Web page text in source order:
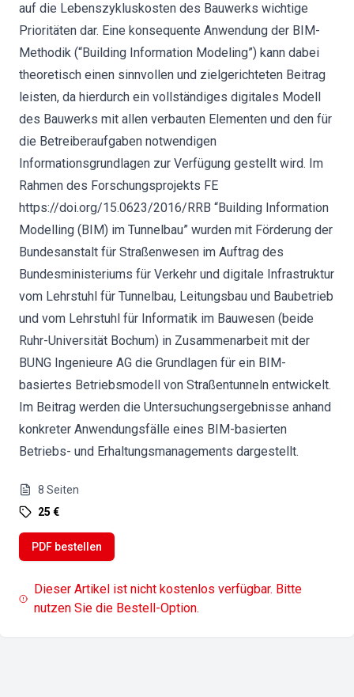
auf die Lebenszykluskosten des Bauwerks wichtige
Prioritäten dar. Eine konsequente Anwendung der BIM-
Methodik (“Building Information Modeling”) kann dabei
theoretisch einen sinnvollen und zielgerichteten Beitrag
leisten, da hierdurch ein vollständiges digitales Modell
des Bauwerks mit allen verbauten Elementen und den für
die Betreiberaufgaben notwendigen
Informationsgrundlagen zur Verfügung gestellt wird. Im
Rahmen des Forschungsprojekts FE
https://doi.org/15.0623/2016/RRB “Building Information
Modelling (BIM) im Tunnelbau” wurden mit Förderung der
Bundesanstalt für Straßenwesen im Auftrag des
Bundesministeriums für Verkehr und digitale Infrastruktur
vom Lehrstuhl für Tunnelbau, Leitungsbau und Baubetrieb
und vom Lehrstuhl für Informatik im Bauwesen (beide
Ruhr-Universität Bochum) in Zusammenarbeit mit der
BUNG Ingenieure AG die Grundlagen für ein BIM-
basiertes Betriebsmodell von Straßentunneln entwickelt.
Im Beitrag werden die Untersuchungsergebnisse anhand
konkreter Anwendungsfälle eines BIM-basierten
Betriebs- und Erhaltungsmanagements dargestellt.
8 Seiten
25 €
PDF bestellen
Dieser Artikel ist nicht kostenlos verfügbar. Bitte
nutzen Sie die Bestell-Option.